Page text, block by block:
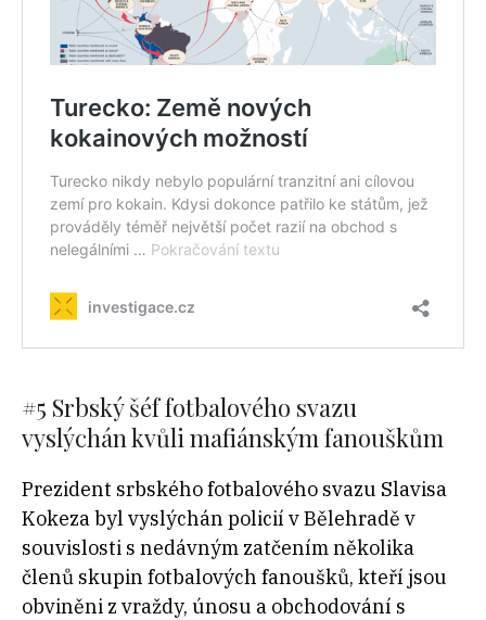
#5 Srbský šéf fotbalového svazu
vyslýchán kvůli mafiánským fanouškům
Prezident srbského fotbalového svazu Slavisa
Kokeza byl vyslýchán policií v Bělehradě v
souvislosti s nedávným zatčením několika
členů skupin fotbalových fanoušků, kteří jsou
obviněni z vraždy, únosu a obchodování s